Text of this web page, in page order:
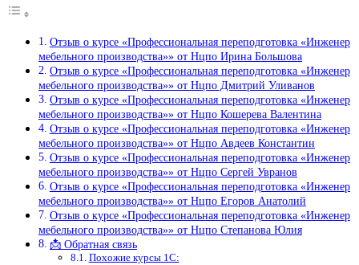
Отзыв о курсе «Профессиональная переподготовка «Инженер
мебельного производства»» от Нцпо Ирина Большова
Отзыв о курсе «Профессиональная переподготовка «Инженер
мебельного производства»» от Нцпо Дмитрий Уливанов
Отзыв о курсе «Профессиональная переподготовка «Инженер
мебельного производства»» от Нцпо Кошерева Валентина
Отзыв о курсе «Профессиональная переподготовка «Инженер
мебельного производства»» от Нцпо Авдеев Константин
Отзыв о курсе «Профессиональная переподготовка «Инженер
мебельного производства»» от Нцпо Сергей Увранов
Отзыв о курсе «Профессиональная переподготовка «Инженер
мебельного производства»» от Нцпо Егоров Анатолий
Отзыв о курсе «Профессиональная переподготовка «Инженер
мебельного производства»» от Нцпо Степанова Юлия
📩 Обратная связь
Похожие курсы 1С: